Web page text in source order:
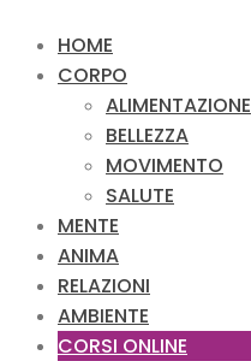
HOME
CORPO
ALIMENTAZIONE
BELLEZZA
MOVIMENTO
SALUTE
MENTE
ANIMA
RELAZIONI
AMBIENTE
CORSI ONLINE